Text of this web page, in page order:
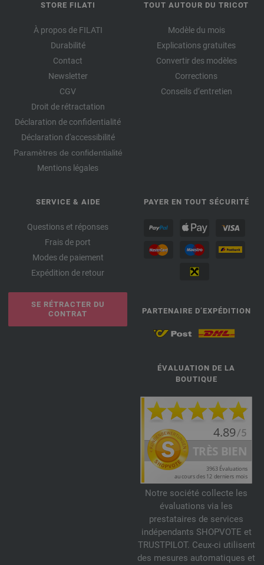
STORE FILATI
À propos de FILATI
Durabilité
Contact
Newsletter
CGV
Droit de rétractation
Déclaration de confidentialité
Déclaration d'accessibilité
Paramètres de confidentialité
Mentions légales
TOUT AUTOUR DU TRICOT
Modèle du mois
Explications gratuites
Convertir des modèles
Corrections
Conseils d’entretien
SERVICE & AIDE
Questions et réponses
Frais de port
Modes de paiement
Expédition de retour
SE RÉTRACTER DU
CONTRAT
PAYER EN TOUT SÉCURITÉ
PARTENAIRE D’EXPÉDITION
ÉVALUATION DE LA
BOUTIQUE
Notre société collecte les
évaluations via les
prestataires de services
indépendants SHOPVOTE et
TRUSTPILOT. Ceux-ci utilisent
des mesures automatiques et